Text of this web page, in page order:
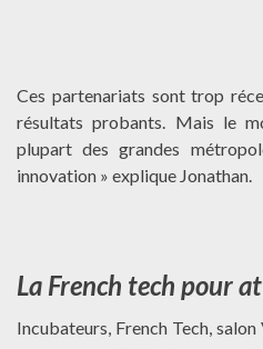
Ces partenariats sont trop
résultats probants. Mais le
plupart des grandes
innovation » explique Jonathan.
La French tech pour
Incubateurs, French Tech,